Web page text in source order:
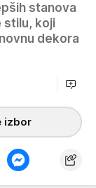
stanova
stilu, koji
dekora
izbor